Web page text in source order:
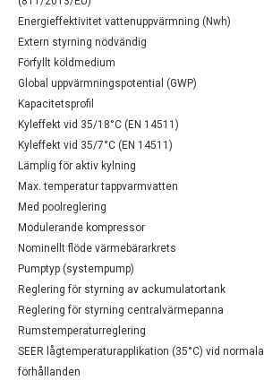
Energieffektivitet vattenuppvärmning (Nwh)
Extern styrning nödvändig
Förfyllt köldmedium
Global uppvärmningspotential (GWP)
Kapacitetsprofil
Kyleffekt vid 35/18°C (EN 14511)
Kyleffekt vid 35/7°C (EN 14511)
Lämplig för aktiv kylning
Max. temperatur tappvarmvatten
Med poolreglering
Modulerande kompressor
Nominellt flöde värmebärarkrets
Pumptyp (systempump)
Reglering för styrning av ackumulatortank
Reglering för styrning centralvärmepanna
Rumstemperaturreglering
SEER lågtemperaturapplikation (35°C) vid normala
förhållanden